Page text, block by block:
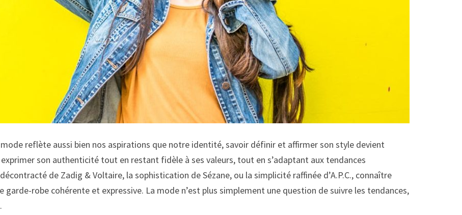
reflète aussi bien nos aspirations que notre identité, savoir définir et affirmer son style devient
son authenticité tout en restant fidèle à ses valeurs, tout en s’adaptant aux tendances
de Zadig & Voltaire, la sophistication de Sézane, ou la simplicité raffinée d’A.P.C., connaître
robe cohérente et expressive. La mode n’est plus simplement une question de suivre les tendances,